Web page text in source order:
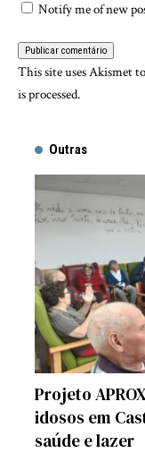
Notify me of new
This site uses Akismet
is processed.
Outras
Projeto
idosos em
saúde e lazer